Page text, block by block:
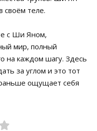
своём теле.
с Ши Яном,
мир, полный
на каждом шагу. Здесь
за углом и это тот
ощущает себя